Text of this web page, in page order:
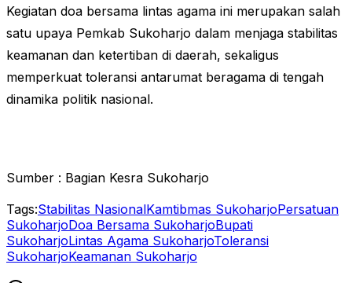
Kegiatan doa bersama lintas agama ini merupakan salah
satu upaya Pemkab Sukoharjo dalam menjaga stabilitas
keamanan dan ketertiban di daerah, sekaligus
memperkuat toleransi antarumat beragama di tengah
dinamika politik nasional.
Sumber : Bagian Kesra Sukoharjo
Tags:Stabilitas NasionalKamtibmas SukoharjoPersatuan
SukoharjoDoa Bersama SukoharjoBupati
SukoharjoLintas Agama SukoharjoToleransi
SukoharjoKeamanan Sukoharjo